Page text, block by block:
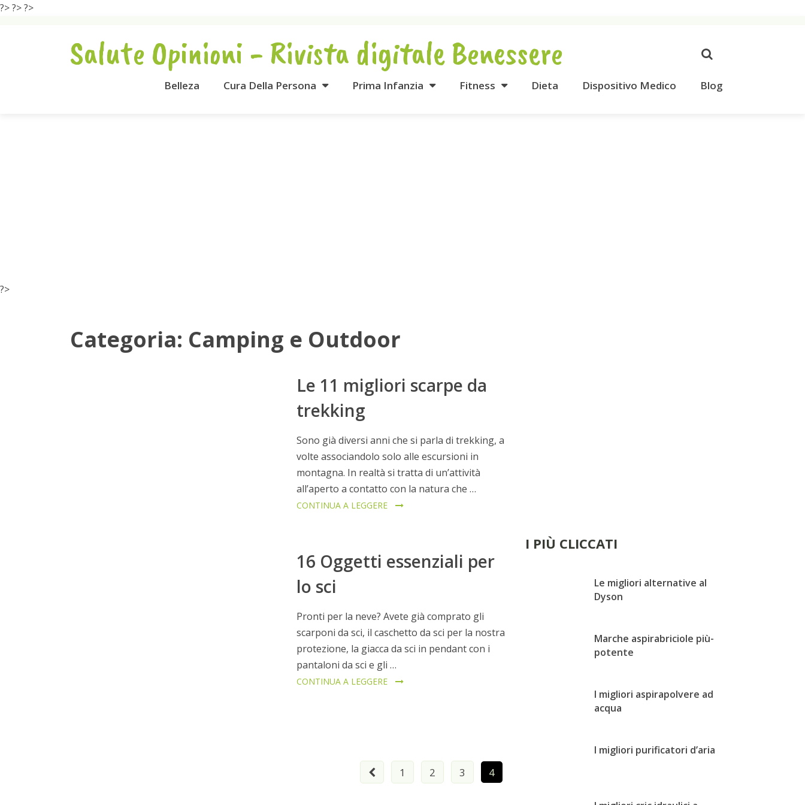
?>?>?>
Salute Opinioni - Rivista digitale Benessere
Belleza Cura Della Persona Prima Infanzia Fitness Dieta Dispositivo Medico Blog
?>
Categoria: Camping e Outdoor
Le 11 migliori scarpe da
trekking
Sono già diversi anni che si parla di trekking, a
volte associandolo solo alle escursioni in
montagna. In realtà si tratta di un’attività
all’aperto a contatto con la natura che …
CONTINUA A LEGGERE
16 Oggetti essenziali per
lo sci
Pronti per la neve? Avete già comprato gli
scarponi da sci, il caschetto da sci per la nostra
protezione, la giacca da sci in pendant con i
pantaloni da sci e gli …
CONTINUA A LEGGERE
1 2 3 4
I PIÙ CLICCATI
Le migliori alternative al
Dyson
Marche aspirabriciole più-
potente
I migliori aspirapolvere ad
acqua
I migliori purificatori d’aria